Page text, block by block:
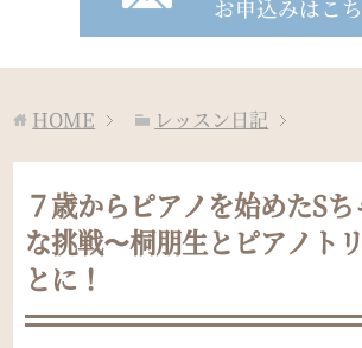
お申込みはこ
HOME レッスン日記
７歳からピアノを始めたS
な挑戦〜桐朋生とピアノト
とに！